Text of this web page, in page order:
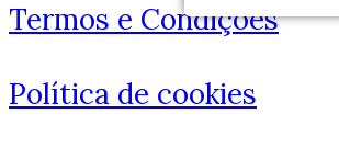
Termos e Condições
Política de cookies